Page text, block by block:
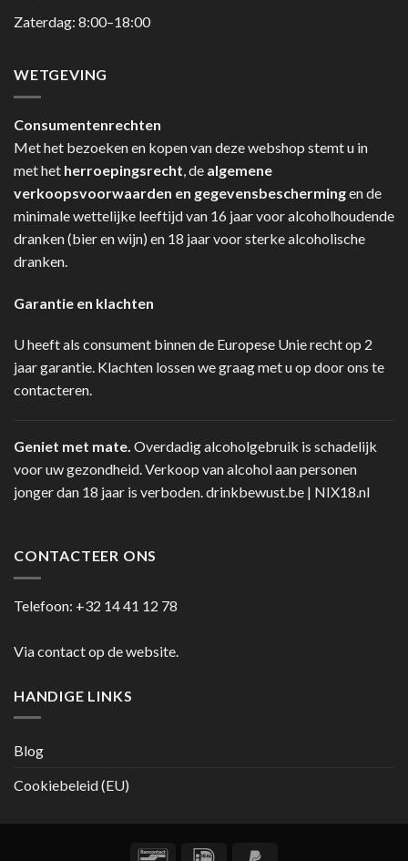
Zaterdag: 8:00–18:00
WETGEVING
Consumentenrechten
Met het bezoeken en kopen van deze webshop stemt u in
met het herroepingsrecht, de algemene
verkoopsvoorwaarden en gegevensbeschermingen de
minimale wettelijke leeftijd van 16 jaar voor alcoholhoudende
dranken (bier en wijn) en 18 jaar voor sterke alcoholische
dranken.
Garantie en klachten
U heeft als consument binnen de Europese Unie recht op 2
jaar garantie. Klachten lossen we graag met u op door ons te
contacteren.
Geniet met mate. Overdadig alcoholgebruik is schadelijk
voor uw gezondheid. Verkoop van alcohol aan personen
jonger dan 18 jaar is verboden.drinkbewust.be | NIX18.nl
CONTACTEER ONS
Telefoon: +32 14 41 12 78
Via contact op de website.
HANDIGE LINKS
Blog
Cookiebeleid (EU)